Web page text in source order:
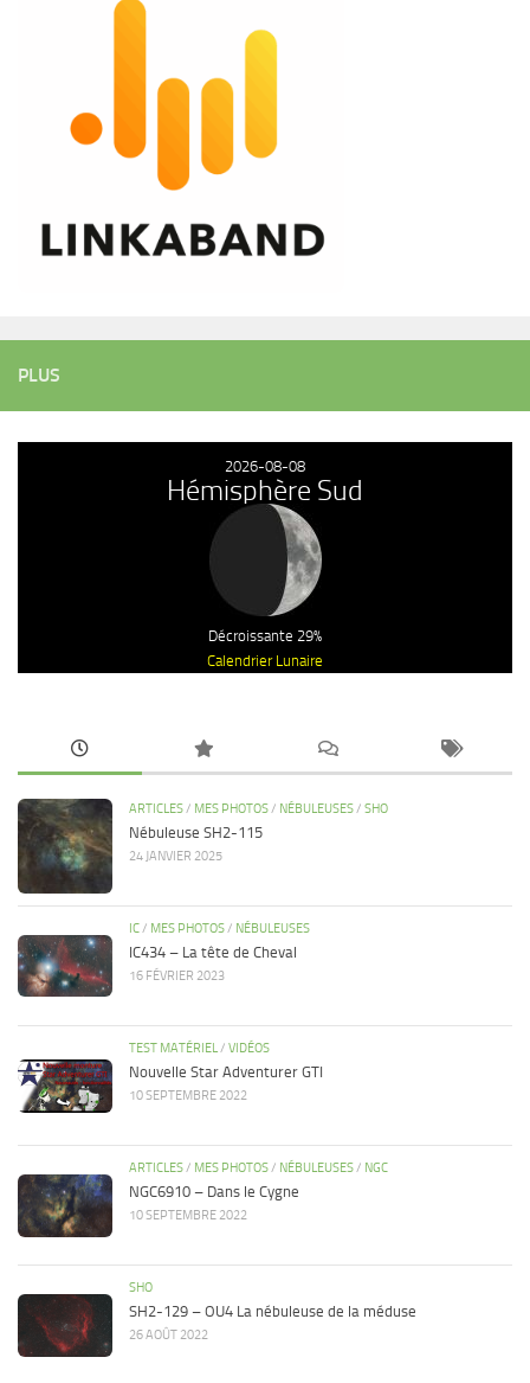
PLUS
2026-08-08
Hémisphère Sud
Décroissante 29%
Calendrier Lunaire
ARTICLES/ MES PHOTOS/ NÉBULEUSES/ SHO
Nébuleuse SH2-115
24 JANVIER 2025
IC/ MES PHOTOS/ NÉBULEUSES
IC434 – La tête de Cheval
16 FÉVRIER 2023
TEST MATÉRIEL/ VIDÉOS
Nouvelle Star Adventurer GTI
10 SEPTEMBRE 2022
ARTICLES/ MES PHOTOS/ NÉBULEUSES/ NGC
NGC6910 – Dans le Cygne
10 SEPTEMBRE 2022
SHO
SH2-129 – OU4 La nébuleuse de la méduse
26 AOÛT 2022